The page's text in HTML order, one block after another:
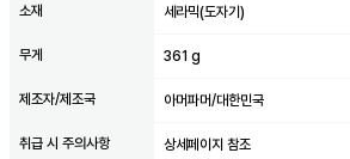
소재 세라믹(도자기)
무게 361 g
제조자/제조국 아머파머/대한민국
취급 시 주의사항 상세페이지 참조